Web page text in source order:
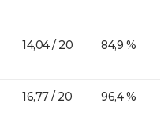
14,04 / 20 84,9 %
16,77 / 20 96,4 %